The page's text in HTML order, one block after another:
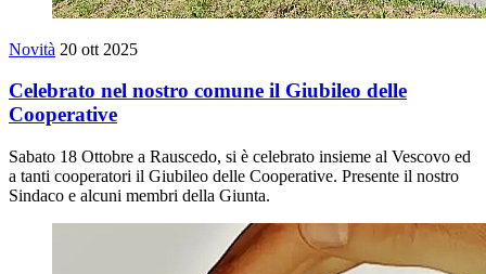
Novità 20 ott 2025
Celebrato nel nostro comune il Giubileo delle
Cooperative
Sabato 18 Ottobre a Rauscedo, si è celebrato insieme al Vescovo ed
a tanti cooperatori il Giubileo delle Cooperative. Presente il nostro
Sindaco e alcuni membri della Giunta.